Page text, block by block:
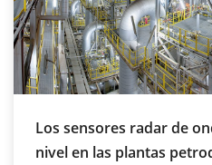
Los sensores radar de
nivel en las plantas petroquímicas en